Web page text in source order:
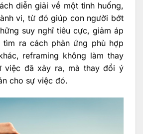
diễn giải về một tình huống,
vi, từ đó giúp con người bớt
suy nghĩ tiêu cực, giảm áp
tìm ra cách phản ứng phù hợp
reframing không làm thay
việc đã xảy ra, mà thay đổi ý
cho sự việc đó.